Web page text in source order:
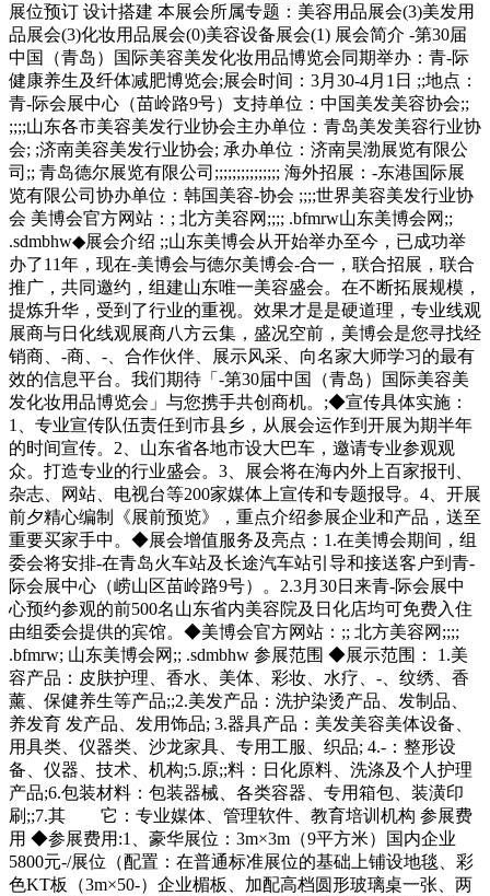
展位预订 设计搭建 本展会所属专题：美容用品展会(3)美发用
品展会(3)化妆用品展会(0)美容设备展会(1) 展会简介 -第30届
中国（青岛）国际美容美发化妆用品博览会同期举办：青-际
健康养生及纤体减肥博览会;展会时间：3月30-4月1日 ;;地点：
青-际会展中心（苗岭路9号）支持单位：中国美发美容协会;;
;;;;山东各市美容美发行业协会主办单位：青岛美发美容行业协
会; ;济南美容美发行业协会; 承办单位：济南昊渤展览有限公
司;; 青岛德尔展览有限公司;;;;;;;;;;;;;;; 海外招展：-东港国际展
览有限公司协办单位：韩国美容-协会 ;;;;世界美容美发行业协
会 美博会官方网站：; 北方美容网;;;; .bfmrw山东美博会网;;
.sdmbhw◆展会介绍 ;;山东美博会从开始举办至今，已成功举
办了11年，现在-美博会与德尔美博会-合一，联合招展，联合
推广，共同邀约，组建山东唯一美容盛会。在不断拓展规模，
提炼升华，受到了行业的重视。效果才是是硬道理，专业线观
展商与日化线观展商八方云集，盛况空前，美博会是您寻找经
销商、-商、-、合作伙伴、展示风采、向名家大师学习的最有
效的信息平台。我们期待「-第30届中国（青岛）国际美容美
发化妆用品博览会」与您携手共创商机。;◆宣传具体实施：
1、专业宣传队伍责任到市县乡，从展会运作到开展为期半年
的时间宣传。2、山东省各地市设大巴车，邀请专业参观观
众。打造专业的行业盛会。3、展会将在海内外上百家报刊、
杂志、网站、电视台等200家媒体上宣传和专题报导。4、开展
前夕精心编制《展前预览》，重点介绍参展企业和产品，送至
重要买家手中。◆展会增值服务及亮点：1.在美博会期间，组
委会将安排-在青岛火车站及长途汽车站引导和接送客户到青-
际会展中心（崂山区苗岭路9号）。2.3月30日来青-际会展中
心预约参观的前500名山东省内美容院及日化店均可免费入住
由组委会提供的宾馆。◆美博会官方网站：;; 北方美容网;;;;
.bfmrw; 山东美博会网;; .sdmbhw 参展范围 ◆展示范围： 1.美
容产品：皮肤护理、香水、美体、彩妆、水疗、-、纹绣、香
薰、保健养生等产品;;2.美发产品：洗护染烫产品、发制品、
养发育 发产品、发用饰品; 3.器具产品：美发美容美体设备、
用具类、仪器类、沙龙家具、专用工服、织品; 4.-：整形设
备、仪器、技术、机构;5.原;;料：日化原料、洗涤及个人护理
产品;6.包装材料：包装器械、各类容器、专用箱包、装潢印
刷;;7.其 它：专业媒体、管理软件、教育培训机构 参展费
用 ◆参展费用:1、豪华展位：3m×3m（9平方米）国内企业
5800元-/展位（配置：在普通标准展位的基础上铺设地毯、彩
色KT板（3m×50-）企业楣板、加配高档圆形玻璃桌一张、两